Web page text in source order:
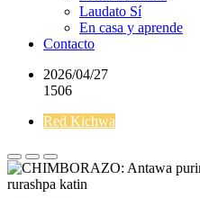
Laudato Sí
En casa y aprende
Contacto
2026/04/27
1506
Red Kichwa